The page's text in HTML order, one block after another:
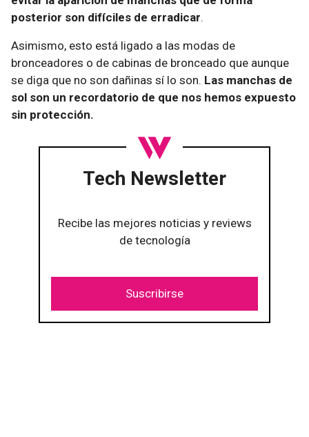
posterior son difíciles de erradicar.
Asimismo, esto está ligado a las modas de
bronceadores o de cabinas de bronceado que aunque
se diga que no son dañinas sí lo son. Las manchas de
sol son un recordatorio de que nos hemos expuesto
sin protección.
Tech Newsletter
Recibe las mejores noticias y reviews
de tecnología
Suscribirse